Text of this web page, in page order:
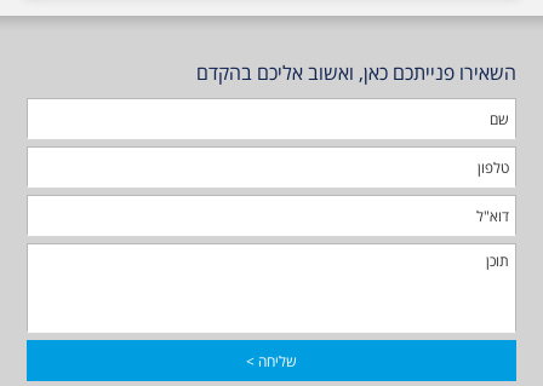
השאירו פנייתכם כאן, ואשוב אליכם בהקדם